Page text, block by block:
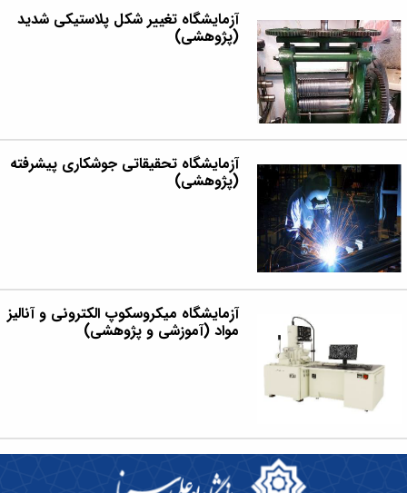
آزمایشگاه تغییر شکل پلاستیکی شدید
(پژوهشی)
آزمایشگاه تحقیقاتی جوشکاری پیشرفته
(پژوهشی)
آزمایشگاه میکروسکوپ الکترونی و آنالیز
مواد (آموزشی و پژوهشی)